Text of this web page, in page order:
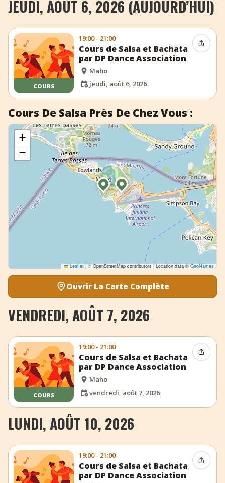
+ Ajouter un événement
JEUDI, AOÛT 6, 2026 (AUJOURD’HUI)
COURS
19:00 - 21:00
Cours de Salsa et Bachata
par DP Dance Association
Maho
jeudi, août 6, 2026
Cours De Salsa Près De Chez Vous :
+
−
Leaflet |© OpenStreetMap contributors | Location data ©GeoNames
Ouvrir La Carte Complète
VENDREDI, AOÛT 7, 2026
COURS
19:00 - 21:00
Cours de Salsa et Bachata
par DP Dance Association
Maho
vendredi, août 7, 2026
LUNDI, AOÛT 10, 2026
19:00 - 21:00
Cours de Salsa et Bachata
par DP Dance Association